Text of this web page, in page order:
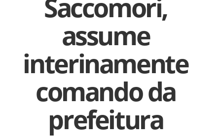
Saccomori,
assume
interinamente
comando da
prefeitura